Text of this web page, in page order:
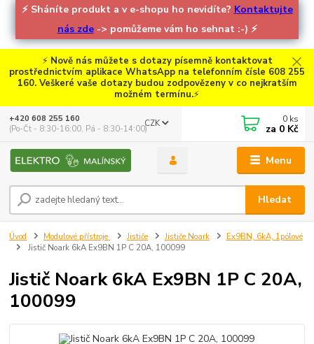
⚡ Sháníte produkt a v e-shopu ho nevidíte? Kontaktujte
nás zde-> pomůžeme vám ho sehnat :-) ⚡
⚡ Nově nás můžete s dotazy písemně kontaktovat
prostřednictvím aplikace WhatsApp na telefonním čísle 608 255
160. Veškeré vaše dotazy budou zodpovězeny v co nejkratším
možném termínu.⚡
Menu
CZK
Hledat
+420 608 255 160
(Po-Čt - 8:30-16:00, Pá - 8:30-14:00)
0 ks
za 0 Kč
Úvod Modulové přístroje Jističe Jističe Noark
Ex9BN, 6kA, 1pólové
Jistič Noark 6kA Ex9BN 1P C 20A, 100099
Jistič Noark 6kA Ex9BN 1P C 20A,
100099